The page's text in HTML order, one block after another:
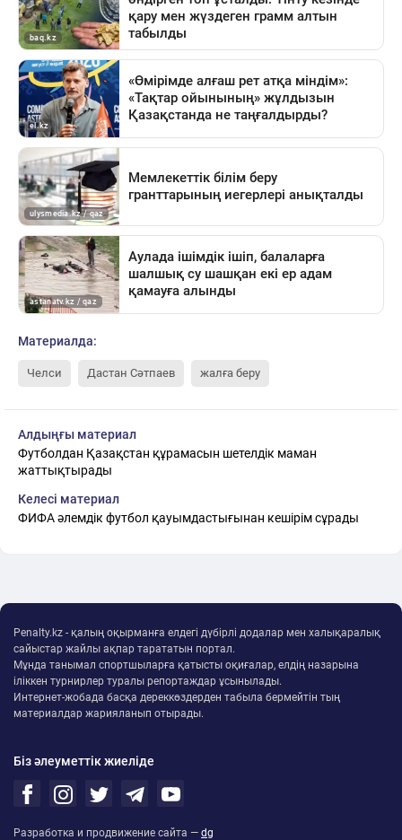
Материалда:
Челси Дастан Сәтпаев жалға беру
Алдыңғы материал
Футболдан Қазақстан құрамасын шетелдік маман
жаттықтырады
Келесі материал
ФИФА әлемдік футбол қауымдастығынан кешірім сұрады
Penalty.kz - қалың оқырманға елдегі дүбірлі додалар мен халықаралық
сайыстар жайлы ақпар тарататын портал.
Мұнда танымал спортшыларға қатысты оқиғалар, елдің назарына
іліккен турнирлер туралы репортаждар ұсынылады.
Интернет-жобада басқа дереккөздерден табыла бермейтін тың
материалдар жарияланып отырады.
Біз әлеуметтік жиеліде
Разработка и продвижение сайта — dg